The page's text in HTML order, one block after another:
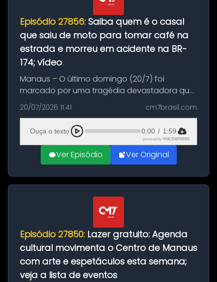
Episódio 27856: Saiba quem é o casal
que saiu de moto para tomar café na
estrada e morreu em acidente na BR-
174; vídeo
Manaus – O último domingo (20/7) foi
marcado por uma tragédia devastadora que
resultou na morte precoce de dois jovens na
BR-174, na zona rural de Manaus. Um passeio
com destino a um típico café regio...
20/07/2026 11:41 cm7brasil.com
Ouça o texto 0:00 / 1:59
powered by VOICEXPRESS
Ver Episódio Ver Original
Episódio 27850: Lazer gratuito: Agenda
cultural movimenta o Centro de Manaus
com arte e espetáculos esta semana;
veja a lista de eventos